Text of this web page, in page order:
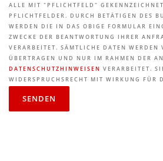
ALLE MIT "PFLICHTFELD"
PFLICHTFELDER. DURCH BETÄTIGEN DES
WERDEN DIE IN DAS OBIGE FORMULAR
ZWECKE DER BEANTWORTUNG IHRER
VERARBEITET. SÄMTLICHE DATEN WERDEN
ÜBERTRAGEN UND NUR IM RAHMEN DER
DATENSCHUTZHINWEISEN VERARBEITET.
WIDERSPRUCHSRECHT MIT WIRKUNG FÜR